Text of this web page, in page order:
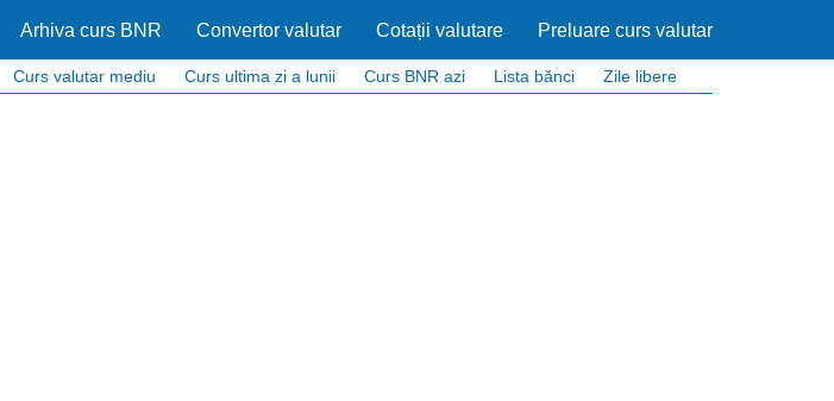
Arhiva curs BNR Convertor valutar Cotații valutare Preluare curs valutar
Curs valutar mediu Curs ultima zi a lunii Curs BNR azi Lista bănci Zile libere